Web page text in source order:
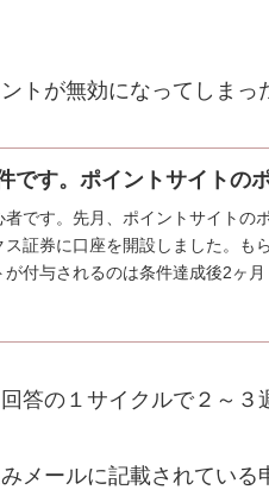
トが無効になってしまっ
です。ポイントサイトの
者です。先月、ポイントサイトの
ス証券に口座を開設しました。も
が付与されるのは条件達成後2ヶ
になっていた...
答の１サイクルで２～３
メールに記載されている